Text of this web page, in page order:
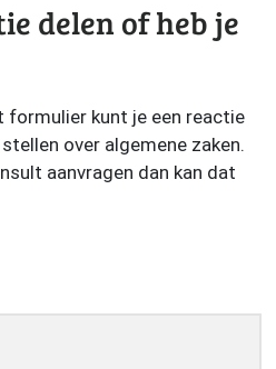
delen of heb je
formulier kunt je een reactie
over algemene zaken.
aanvragen dan kan dat